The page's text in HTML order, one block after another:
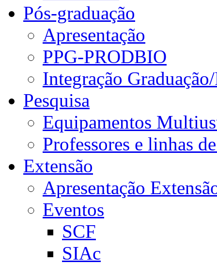
Pós-graduação
Apresentação
PPG-PRODBIO
Integração
Pesquisa
Equipamentos
Professores e linhas
Extensão
Apresentação
Eventos
SCF
SIAc